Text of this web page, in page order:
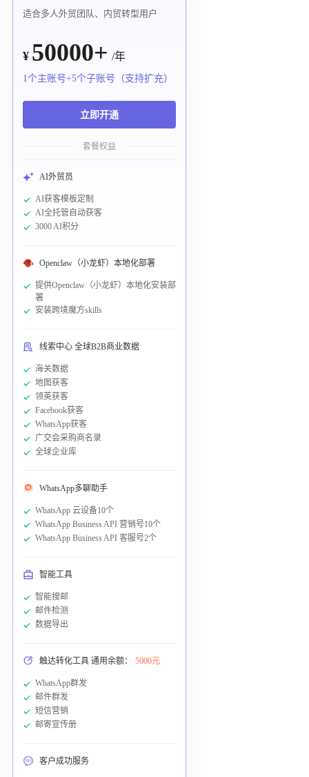
适合多人外贸团队、内贸转型用户
¥ 50000+ /年
1个主账号+5个子账号（支持扩充）
立即开通
套餐权益
AI外贸员
AI获客模板定制
AI全托管自动获客
3000 AI积分
Openclaw（小龙虾）本地化部署
提供Openclaw（小龙虾）本地化安装部
署
安装跨境魔方skills
线索中心 全球B2B商业数据
海关数据
地图获客
领英获客
Facebook获客
WhatsApp获客
广交会采购商名录
全球企业库
WhatsApp多聊助手
WhatsApp 云设备10个
WhatsApp Business API 营销号10个
WhatsApp Business API 客服号2个
智能工具
智能搜邮
邮件检测
数据导出
触达转化工具 通用余额： 5000元
WhatsApp群发
邮件群发
短信营销
邮寄宣传册
客户成功服务